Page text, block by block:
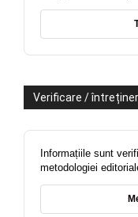
Verificare /
Informațiile sunt
metodologiei